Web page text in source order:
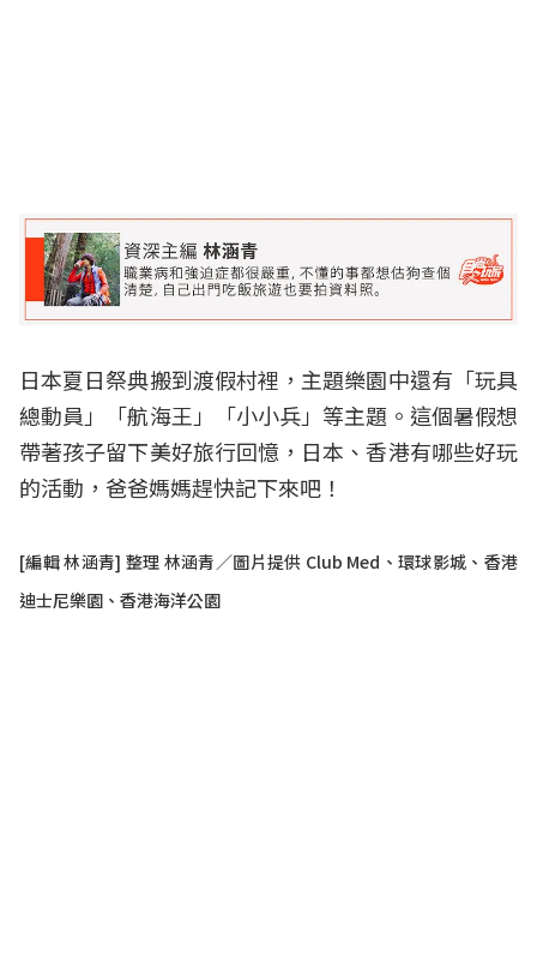
日本夏日祭典搬到渡假村裡，主題樂園中還有「玩具
總動員」「航海王」「小小兵」等主題。這個暑假想
帶著孩子留下美好旅行回憶，日本、香港有哪些好玩
的活動，爸爸媽媽趕快記下來吧！
[編輯 林涵青] 整理 林涵青／圖片提供 Club Med、環球影城、香港
迪士尼樂園、香港海洋公園